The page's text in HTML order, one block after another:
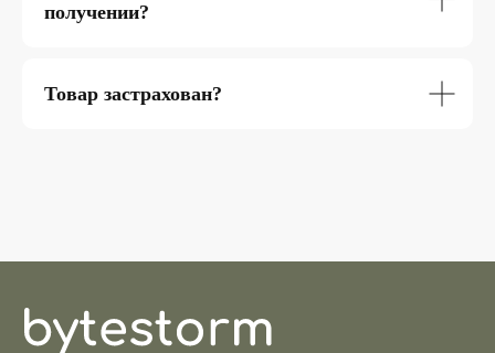
получении?
Товар застрахован?